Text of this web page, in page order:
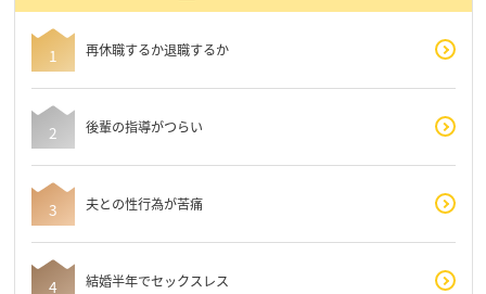
再休職するか退職するか
後輩の指導がつらい
夫との性行為が苦痛
結婚半年でセックスレス